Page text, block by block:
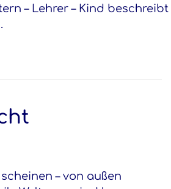
– Lehrer – Kind beschreibt
– von außen